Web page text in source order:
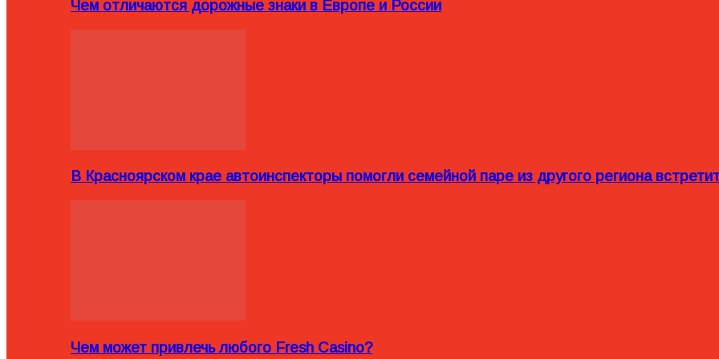
Чем отличаются дорожные знаки в Европе и России
В Красноярском крае автоинспекторы помогли семейной паре из другого региона
Чем может привлечь любого Fresh Casino?